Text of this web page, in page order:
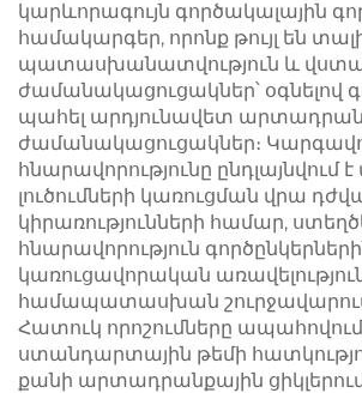
կարևորագույն գործակալային
համակարգեր, որոնք թույլ են
պատասխանատվություն և
ժամանակացուցակներ՝ օգնելով
պահել արդյունավետ
ժամանակացուցակներ։
հնարավորությունը ընդլայնվում
լուծումների կառուցման վրա
կիրառությունների համար,
հնարավորություն
կառուցավորական
համապատասխան
Հատուկ որոշումները
ստանդարտային թեմի
քանի արտադրանքային